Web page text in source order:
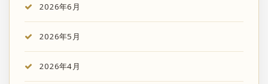
2026年6月
2026年5月
2026年4月